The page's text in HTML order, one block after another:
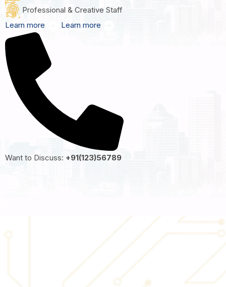
Professional & Creative Staff
Learn more
Learn more
Want to Discuss: +91(123)56789